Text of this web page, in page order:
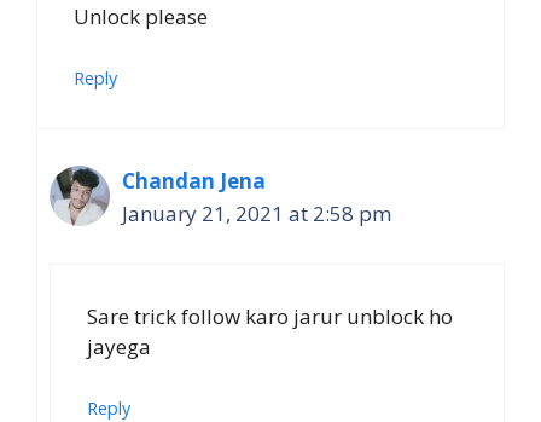
Unlock please
Reply
Chandan Jena
January 21, 2021 at 2:58 pm
Sare trick follow karo jarur unblock ho
jayega
Reply